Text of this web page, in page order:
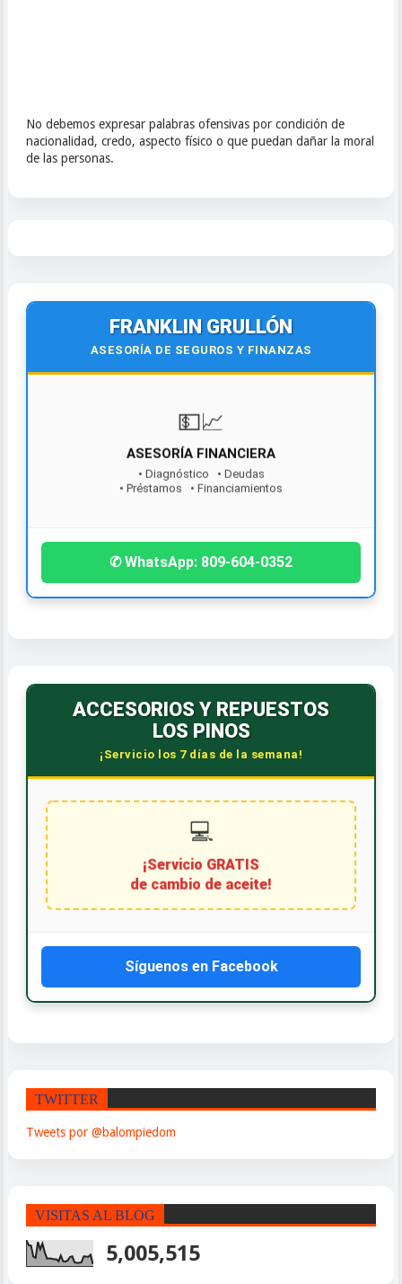
No debemos expresar palabras ofensivas por condición de
nacionalidad, credo, aspecto físico o que puedan dañar la moral
de las personas.
FRANKLIN GRULLÓN
ASESORÍA DE SEGUROS Y FINANZAS
¡Contáctanos hoy!
✆ WhatsApp: 809-604-0352
ACCESORIOS Y REPUESTOS
LOS PINOS
¡Servicio los 7 días de la semana!
Síguenos en Facebook
TWITTER
Tweets por @balompiedom
VISITAS AL BLOG
5,005,515